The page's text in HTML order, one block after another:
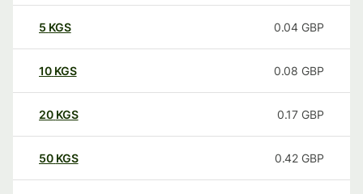
5 KGS 0.04 GBP
10 KGS 0.08 GBP
20 KGS 0.17 GBP
50 KGS 0.42 GBP